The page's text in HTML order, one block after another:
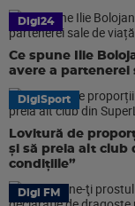
Digi24
Ce spune Ilie
avere a partenerei
DigiSport
Lovitură de
și să preia alt club
condițiile”
Digi FM